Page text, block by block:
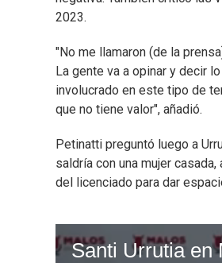
2023.
"No me llamaron (de la
La gente va a opinar y decir
involucrado en este tipo de
que no tiene valor", añadió.
Petinatti preguntó luego a
saldría con una mujer
del licenciado para dar